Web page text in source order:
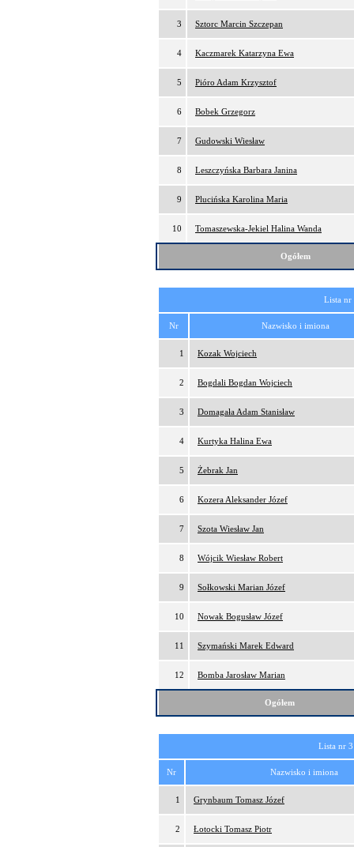
3 Sztorc Marcin Szczepan
4 Kaczmarek Katarzyna Ewa
5 Pióro Adam Krzysztof
6 Bobek Grzegorz
7 Gudowski Wiesław
8 Leszczyńska Barbara Janina
9 Plucińska Karolina Maria
10 Tomaszewska-Jekiel Halina Wanda
Ogółem
Lista
Nr Nazwisko i imiona
1 Kozak Wojciech
2 Bogdali Bogdan Wojciech
3 Domagała Adam Stanisław
4 Kurtyka Halina Ewa
5 Żebrak Jan
6 Kozera Aleksander Józef
7 Szota Wiesław Jan
8 Wójcik Wiesław Robert
9 Sołkowski Marian Józef
10 Nowak Bogusław Józef
11 Szymański Marek Edward
12 Bomba Jarosław Marian
Ogółem
Lista nr
Nr Nazwisko i imiona
1 Grynbaum Tomasz Józef
2 Łotocki Tomasz Piotr